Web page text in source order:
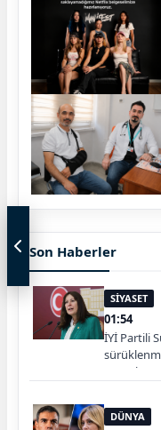
Son Haberler
SİYASET
01:54
İYİ Partili
DÜNYA